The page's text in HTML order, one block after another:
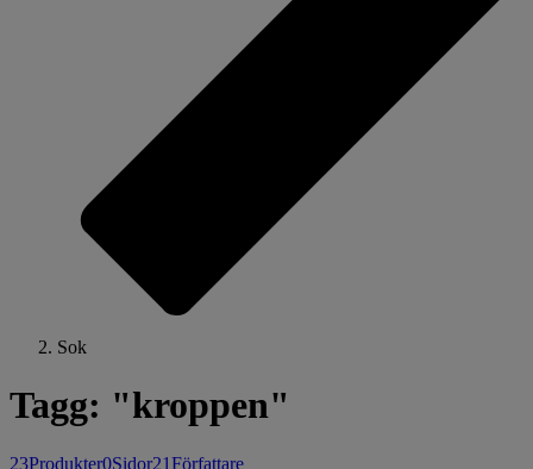
Sok
Tagg: "kroppen"
23Produkter0Sidor21Författare